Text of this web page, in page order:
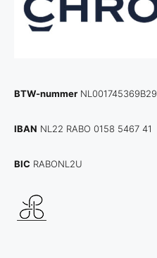
BTW-nummer NL001745369B29
IBAN NL22 RABO 0158 5467 41
BIC RABONL2U